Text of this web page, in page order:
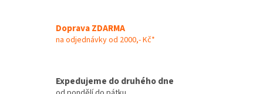
Doprava ZDARMA
na odjednávky od 2000,- Kč*
Expedujeme do druhého dne